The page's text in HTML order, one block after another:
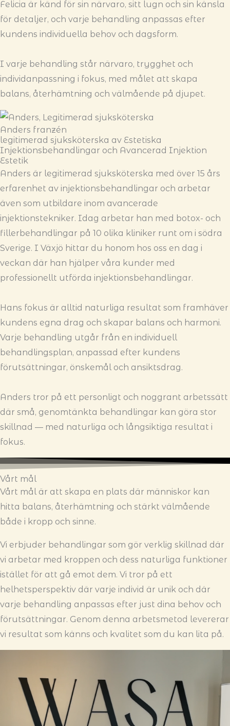
Felicia är känd för sin närvaro, sitt lugn och sin känsla
för detaljer, och varje behandling anpassas efter
kundens individuella behov och dagsform.
I varje behandling står närvaro, trygghet och
individanpassning i fokus, med målet att skapa
balans, återhämtning och välmående på djupet.
Anders franzén
legitimerad sjuksköterska av Estetiska
Injektionsbehandlingar och Avancerad Injektion
Estetik
Anders är legitimerad sjuksköterska med över 15 års
erfarenhet av injektionsbehandlingar och arbetar
även som utbildare inom avancerade
injektionstekniker. Idag arbetar han med botox- och
fillerbehandlingar på 10 olika kliniker runt om i södra
Sverige. I Växjö hittar du honom hos oss en dag i
veckan där han hjälper våra kunder med
professionellt utförda injektionsbehandlingar.
Hans fokus är alltid naturliga resultat som framhäver
kundens egna drag och skapar balans och harmoni.
Varje behandling utgår från en individuell
behandlingsplan, anpassad efter kundens
förutsättningar, önskemål och ansiktsdrag.
Anders tror på ett personligt och noggrant arbetssätt
där små, genomtänkta behandlingar kan göra stor
skillnad — med naturliga och långsiktiga resultat i
fokus.
Vårt mål
Vårt mål är att skapa en plats där människor kan
hitta balans, återhämtning och stärkt välmående
både i kropp och sinne.
Vi erbjuder behandlingar som gör verklig skillnad där
vi arbetar med kroppen och dess naturliga funktioner
istället för att gå emot dem. Vi tror på ett
helhetsperspektiv där varje individ är unik och där
varje behandling anpassas efter just dina behov och
förutsättningar. Genom denna arbetsmetod levererar
vi resultat som känns och kvalitet som du kan lita på.